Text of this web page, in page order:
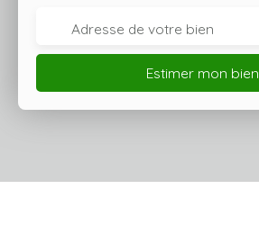
Adresse de votre bien
Estimer mon bien